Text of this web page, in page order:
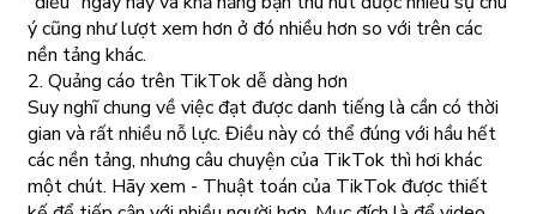
ý cũng như lượt xem hơn ở đó nhiều hơn so với trên các
nền tảng khác.
2. Quảng cáo trên TikTok dễ dàng hơn
Suy nghĩ chung về việc đạt được danh tiếng là cần có thời
gian và rất nhiều nỗ lực. Điều này có thể đúng với hầu hết
các nền tảng, nhưng câu chuyện của TikTok thì hơi khác
một chút. Hãy xem - Thuật toán của TikTok được thiết